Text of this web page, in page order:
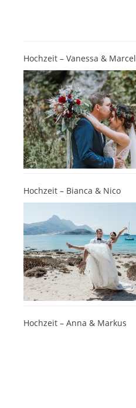
Hochzeit – Vanessa & Marcel
Hochzeit – Bianca & Nico
Hochzeit – Anna & Markus